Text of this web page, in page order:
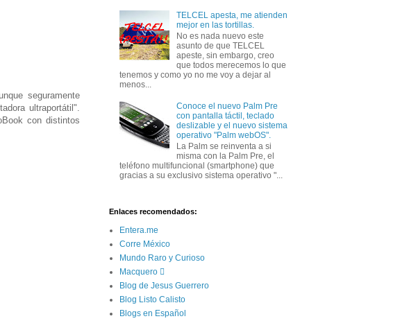
seguramente
ultraportátil".
con distintos
TELCEL apesta, me atienden
mejor en las tortillas.
No es nada nuevo este
asunto de que TELCEL
apeste, sin embargo, creo
que todos merecemos lo que
tenemos y como yo no me voy a dejar al
menos...
Conoce el nuevo Palm Pre
con pantalla táctil, teclado
deslizable y el nuevo sistema
operativo "Palm webOS".
La Palm se reinventa a si
misma con la Palm Pre, el
teléfono multifuncional (smartphone) que
gracias a su exclusivo sistema operativo "...
Enlaces recomendados:
Entera.me
Corre México
Mundo Raro y Curioso
Macquero 
Blog de Jesus Guerrero
Blog Listo Calisto
Blogs en Español